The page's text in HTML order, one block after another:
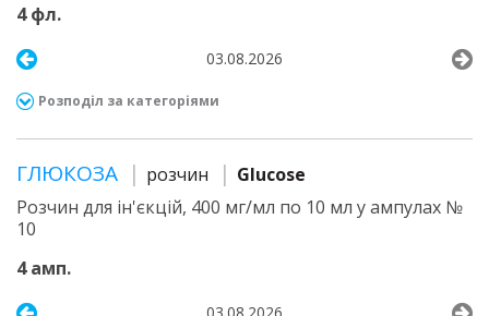
4 фл.
03.08.2026
Розподіл за категоріями
ГЛЮКОЗА розчин
Glucose
Розчин для ін'єкцій, 400 мг/мл по 10 мл у ампулах №
10
4 амп.